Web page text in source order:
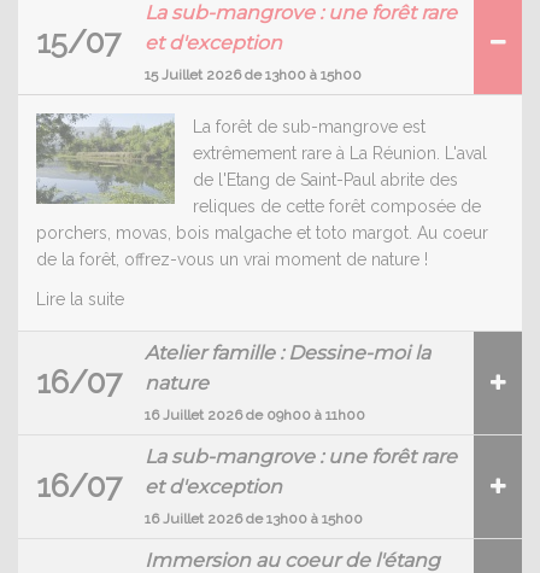
15/07
La sub-mangrove : une forêt rare
et d'exception
15 Juillet 2026 de 13h00 à 15h00
La forêt de sub-mangrove est
extrêmement rare à La Réunion. L'aval
de l'Etang de Saint-Paul abrite des
reliques de cette forêt composée de
porchers, movas, bois malgache et toto margot. Au coeur
de la forêt, offrez-vous un vrai moment de nature !
Lire la suite
16/07
Atelier famille : Dessine-moi la
nature
16 Juillet 2026 de 09h00 à 11h00
16/07
La sub-mangrove : une forêt rare
et d'exception
16 Juillet 2026 de 13h00 à 15h00
Immersion au coeur de l'étang